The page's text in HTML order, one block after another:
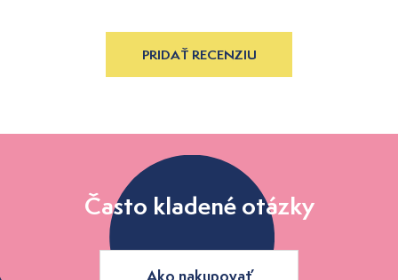
PRIDAŤ RECENZIU
Často kladené otázky